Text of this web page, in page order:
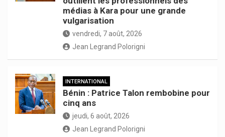
médias à Kara pour une grande
vulgarisation
vendredi, 7 août, 2026
Jean Legrand Polorigni
INTERNATIONAL
Bénin : Patrice Talon rembobine pour
cinq ans
jeudi, 6 août, 2026
Jean Legrand Polorigni